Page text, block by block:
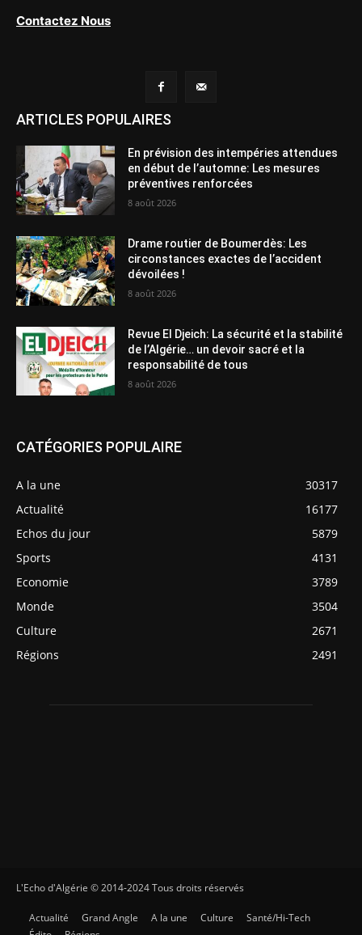
Contactez Nous
ARTICLES POPULAIRES
En prévision des intempéries attendues
en début de l’automne: Les mesures
préventives renforcées
8 août 2026
Drame routier de Boumerdès: Les
circonstances exactes de l’accident
dévoilées !
8 août 2026
Revue El Djeich: La sécurité et la stabilité
de l’Algérie… un devoir sacré et la
responsabilité de tous
8 août 2026
CATÉGORIES POPULAIRE
A la une
30317
Actualité
16177
Echos du jour
5879
Sports
4131
Economie
3789
Monde
3504
Culture
2671
Régions
2491
L'Echo d'Algérie © 2014-2024 Tous droits réservés
Actualité Grand Angle A la une Culture
Santé/Hi-Tech